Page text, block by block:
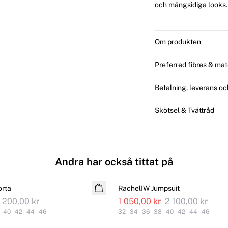
och mångsidiga looks.
Om produkten
Preferred fibres &
Betalning, leverans
Skötsel & Tvättråd
Andra har också tittat på
200,00 kr
40 42 44 46
SALE
RachelIW Jumpsuit
1 050,00 kr 2 100,00 kr
32 34 36 38 40 42 44 46